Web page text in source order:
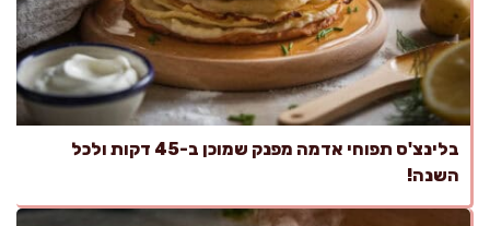
בלינצ'ס תפוחי אדמה מפנק שמוכן ב-45 דקות ולכל
השנה!